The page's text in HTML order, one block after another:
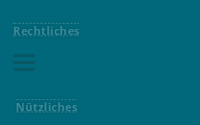
Rechtliches
Nützliches